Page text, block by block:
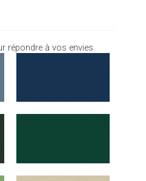
répondre à vos envies